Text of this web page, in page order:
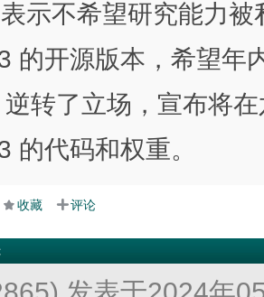
示不希望研究能力
的开源版本，希望年
转了立场，宣布将
的代码和权重。
收藏 评论